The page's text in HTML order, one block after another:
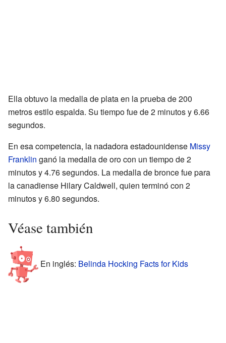
Ella obtuvo la medalla de plata en la prueba de 200
metros estilo espalda. Su tiempo fue de 2 minutos y 6.66
segundos.
En esa competencia, la nadadora estadounidense Missy
Franklin ganó la medalla de oro con un tiempo de 2
minutos y 4.76 segundos. La medalla de bronce fue para
la canadiense Hilary Caldwell, quien terminó con 2
minutos y 6.80 segundos.
Véase también
En inglés: Belinda Hocking Facts for Kids